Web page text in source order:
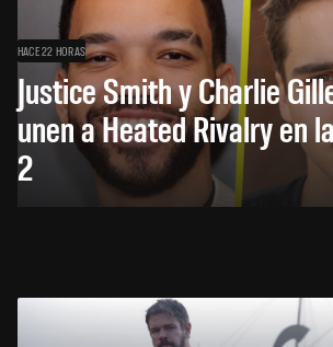
HACE 22 HORAS
Justice Smith y Charlie
unen a Heated Rivalry en
2